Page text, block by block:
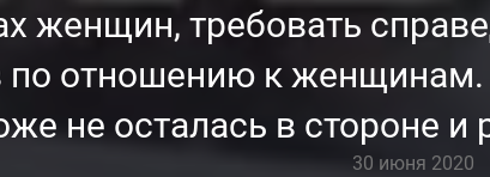
женщин, требовать
по отношению к
не осталась в стороне
30 июня 2020